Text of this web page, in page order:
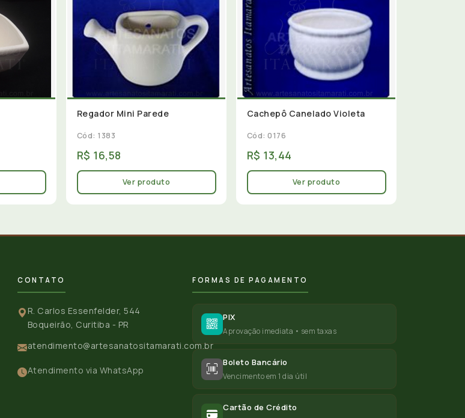
Regador Mini Parede
Cód: 1383
R$ 16,58
Ver produto
Cachepô Canelado Violeta
Cód: 0176
R$ 13,44
Ver produto
CONTATO
R. Carlos Essenfelder, 544
Boqueirão, Curitiba - PR
atendimento@artesanatositamarati.com.br
Atendimento via WhatsApp
FORMAS DE PAGAMENTO
PIX
Aprovação imediata • sem taxas
Boleto Bancário
Vencimento em 1 dia útil
Cartão de Crédito